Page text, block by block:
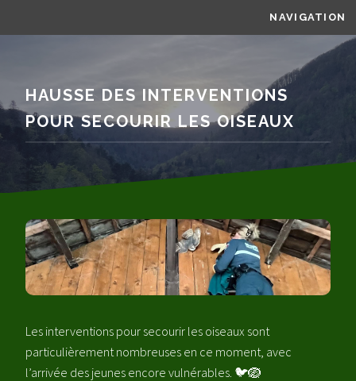
NAVIGATION
HAUSSE DES INTERVENTIONS
POUR SECOURIR LES OISEAUX
Les interventions pour secourir les oiseaux sont
particulièrement nombreuses en ce moment, avec
l’arrivée des jeunes encore vulnérables. 🐦🪺